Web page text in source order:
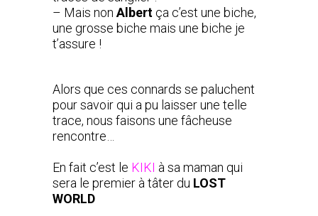
– Mais non Albert ça c’est une biche,
une grosse biche mais une biche je
t’assure !
Alors que ces connards se paluchent
pour savoir qui a pu laisser une telle
trace, nous faisons une fâcheuse
rencontre…
En fait c’est le KIKI à sa maman qui
sera le premier à tâter du LOST
WORLD